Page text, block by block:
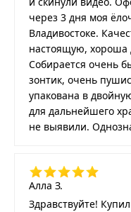
через 3 дня моя
Владивостоке.
настоящую, хороша
Собирается очень
зонтик, очень
упакована в
для дальнейшего
не выявили.
Алла З.
Здравствуйте!